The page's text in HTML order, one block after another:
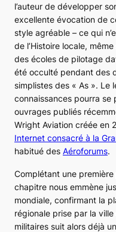
l’auteur de développer
excellente évocation de
style agréable – ce qui
de l’Histoire locale,
des écoles de pilotage
été occulté pendant des
simplistes des « As ».
connaissances pourra se
ouvrages publiés
Wright Aviation créée en
Internet consacré à la
habitué des Aéroforums.
Complétant une
chapitre nous emmène
mondiale, confirmant la
régionale prise par la
militaires suit alors déjà